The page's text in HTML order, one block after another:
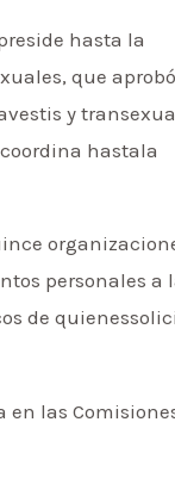
hasta la
que
y
hastala
personales a
de
las